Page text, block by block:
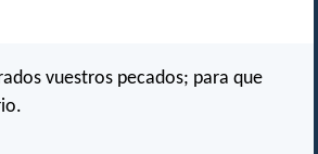
vuestros pecados; para que